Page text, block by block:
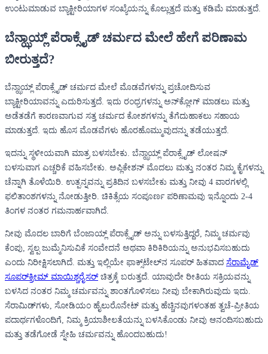
ಉಂಟುಮಾಡುವ ಬ್ಯಾಕ್ಟೀರಿಯಾಗಳ ಸಂಖ್ಯೆಯನ್ನು ಕೊಲ್ಲುತ್ತದೆ ಮತ್ತು ಕಡಿಮೆ ಮಾಡುತ್ತದೆ.
ಬೆನ್ಝಾಯ್ಲ್ ಪೆರಾಕ್ಸೈಡ್ ಚರ್ಮದ ಮೇಲೆ ಹೇಗೆ ಪರಿಣಾಮ
ಬೀರುತ್ತದೆ?
ಬೆನ್ಝಾಯ್ಲ್ ಪೆರಾಕ್ಸೈಡ್ ಚರ್ಮದ ಮೇಲೆ ಮೊಡವೆಗಳನ್ನು ಪ್ರಚೋದಿಸುವ
ಬ್ಯಾಕ್ಟೀರಿಯಾವನ್ನು ಎದುರಿಸುತ್ತದೆ. ಇದು ರಂಧ್ರಗಳನ್ನು ಅನ್‌ಕ್ಲೋಗ್ ಮಾಡಲು ಮತ್ತು
ಅಡೆತಡೆಗೆ ಕಾರಣವಾಗುವ ಸತ್ತ ಚರ್ಮದ ಕೋಶಗಳನ್ನು ತೆಗೆದುಹಾಕಲು ಸಹಾಯ
ಮಾಡುತ್ತದೆ. ಇದು ಹೊಸ ಮೊಡವೆಗಳು ಹೊರಹೊಮ್ಮುವುದನ್ನು ತಡೆಯುತ್ತದೆ.
ಇದನ್ನು ಸ್ಥಳೀಯವಾಗಿ ಮಾತ್ರ ಬಳಸಬೇಕು. ಬೆನ್ಝಾಯ್ಲ್ ಪೆರಾಕ್ಸೈಡ್ ಲೋಷನ್
ಬಳಸುವಾಗ ಎಚ್ಚರಿಕೆ ವಹಿಸಬೇಕು. ಅಪ್ಲಿಕೇಶನ್ ಮೊದಲು ಮತ್ತು ನಂತರ ನಿಮ್ಮ ಕೈಗಳನ್ನು
ಚೆನ್ನಾಗಿ ತೊಳೆಯಿರಿ. ಉತ್ಪನ್ನವನ್ನು ಪ್ರತಿದಿನ ಬಳಸಬೇಕು ಮತ್ತು ನೀವು 4 ವಾರಗಳಲ್ಲಿ
ಫಲಿತಾಂಶಗಳನ್ನು ನೋಡುತ್ತೀರಿ. ಚಿಕಿತ್ಸೆಯ ಸಂಪೂರ್ಣ ಪರಿಣಾಮವು ಇನ್ನೊಂದು 2-4
ತಿಂಗಳ ನಂತರ ಗಮನಾರ್ಹವಾಗಿದೆ.
ನೀವು ಮೊದಲ ಬಾರಿಗೆ ಬೆಂಜಾಯ್ಲ್ ಪೆರಾಕ್ಸೈಡ್ ಅನ್ನು ಬಳಸುತ್ತಿದ್ದರೆ, ನಿಮ್ಮ ಚರ್ಮವು
ಕೆಂಪು, ಸ್ವಲ್ಪ ಜುಮ್ಮೆನಿಸುವಿಕೆ ಸಂವೇದನೆ ಅಥವಾ ಕಿರಿಕಿರಿಯನ್ನು ಅನುಭವಿಸಬಹುದು
ಎಂದು ನಿರೀಕ್ಷಿಸಲಾಗಿದೆ. ಮತ್ತು ಇಲ್ಲಿಯೇ ಫಾಕ್ಸ್‌ಟೇಲ್‌ನ ಸೂಪರ್ ಹಿತವಾದ ಸೆರಾಮೈಡ್
ಸೂಪರ್‌ಕ್ರೀಮ್ ಮಾಯಿಶ್ಚರೈಸರ್ ಚಿತ್ರಕ್ಕೆ ಬರುತ್ತದೆ. ಯಾವುದೇ ರೀತಿಯ ಸಕ್ರಿಯವನ್ನು
ಬಳಸಿದ ನಂತರ ನಿಮ್ಮ ಚರ್ಮವನ್ನು ಶಾಂತಗೊಳಿಸಲು ನೀವು ಬೇಕಾಗಿರುವುದು ಇದು.
ಸೆರಾಮಿಡ್‌ಗಳು, ಸೋಡಿಯಂ ಹೈಲುರೊನೇಟ್ ಮತ್ತು ಹೆಚ್ಚಿನವುಗಳಂತಹ ತ್ವಚೆ-ಪ್ರೀತಿಯ
ಪದಾರ್ಥಗಳೊಂದಿಗೆ, ನಿಮ್ಮ ಕ್ರಿಯಾಶೀಲತೆಯನ್ನು ಬಳಸಿಕೊಂಡು ನೀವು ಆನಂದಿಸಬಹುದು
ಮತ್ತು ತಡೆಗೋಡೆ ಸ್ನೇಹಿ ಚರ್ಮವನ್ನು ಹೊಂದಬಹುದು!